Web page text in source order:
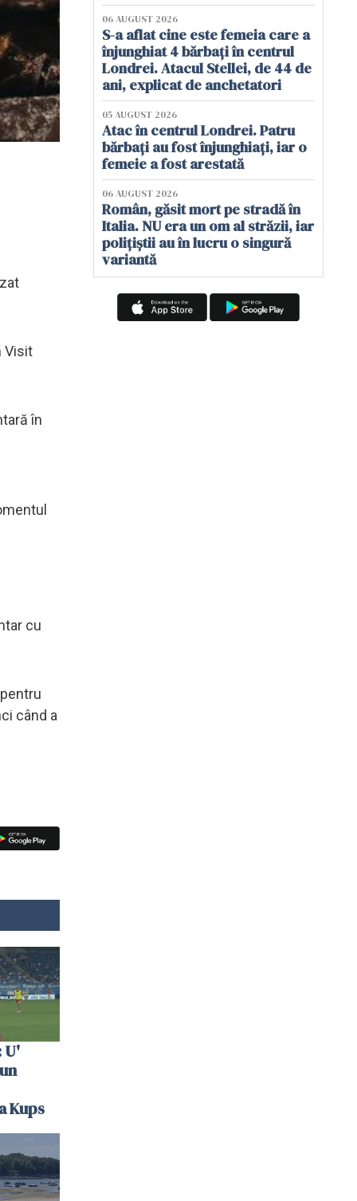
Visit
în
cu
când a
U'
Kups
06 AUGUST 2026
S-a aflat cine este femeia care a
înjunghiat 4 bărbați în centrul
Londrei. Atacul Stellei, de 44 de
ani, explicat de anchetatori
05 AUGUST 2026
Atac în centrul Londrei. Patru
bărbați au fost înjunghiați, iar o
femeie a fost arestată
06 AUGUST 2026
Român, găsit mort pe stradă în
Italia. NU era un om al străzii, iar
polițiștii au în lucru o singură
variantă